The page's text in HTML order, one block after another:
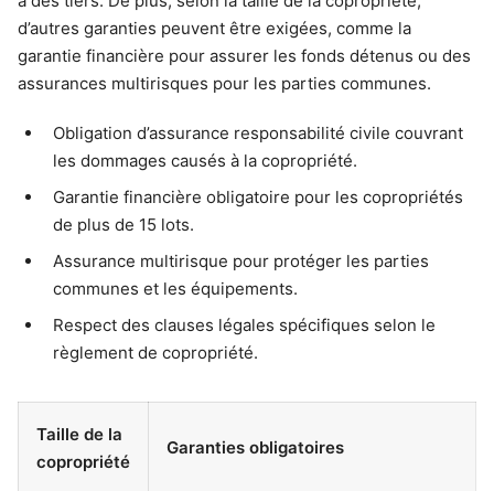
d’autres garanties peuvent être exigées, comme la
garantie financière pour assurer les fonds détenus ou des
assurances multirisques pour les parties communes.
Obligation d’assurance responsabilité civile couvrant
les dommages causés à la copropriété.
Garantie financière obligatoire pour les copropriétés
de plus de 15 lots.
Assurance multirisque pour protéger les parties
communes et les équipements.
Respect des clauses légales spécifiques selon le
règlement de copropriété.
Taille de la
copropriété
Garanties obligatoires